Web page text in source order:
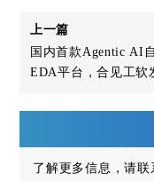
上一篇
国内首款Agentic AI
EDA平台，合见工软
范式
了解更多信息，请联